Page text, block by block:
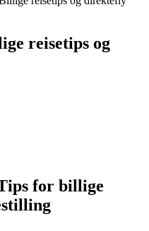
reisetips og
for billige